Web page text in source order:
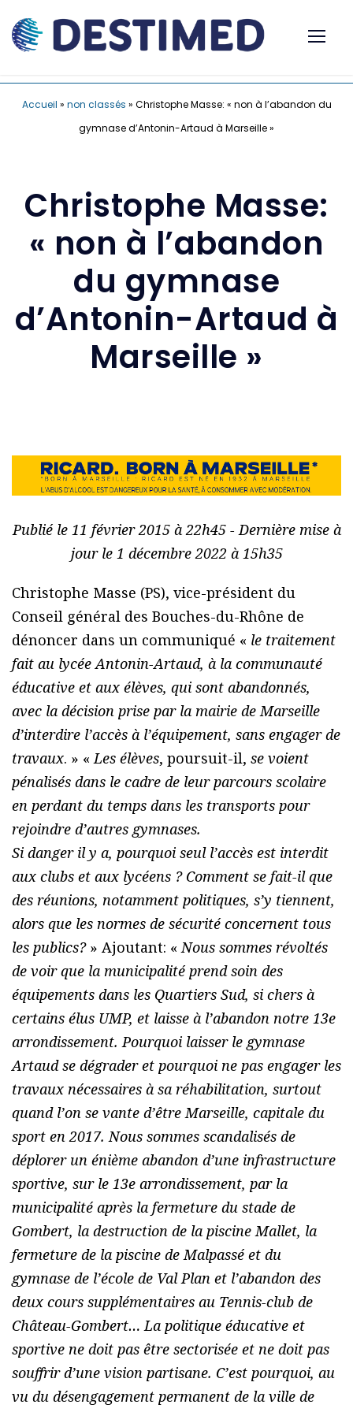
Accueil » non classés » Christophe Masse: « non à l’abandon du
gymnase d’Antonin-Artaud à Marseille »
Christophe Masse:
« non à l’abandon
du gymnase
d’Antonin-Artaud à
Marseille »
Publié le 11 février 2015 à 22h45 - Dernière mise à
jour le 1 décembre 2022 à 15h35
Christophe Masse (PS), vice-président du
Conseil général des Bouches-du-Rhône de
dénoncer dans un communiqué « le traitement
fait au lycée Antonin-Artaud, à la communauté
éducative et aux élèves, qui sont abandonnés,
avec la décision prise par la mairie de Marseille
d’interdire l’accès à l’équipement, sans engager de
travaux. » «Les élèves, poursuit-il, se voient
pénalisés dans le cadre de leur parcours scolaire
en perdant du temps dans les transports pour
rejoindre d’autres gymnases.
Si danger il y a, pourquoi seul l’accès est interdit
aux clubs et aux lycéens ? Comment se fait-il que
des réunions, notamment politiques, s’y tiennent,
alors que les normes de sécurité concernent tous
les publics?» Ajoutant: «Nous sommes révoltés
de voir que la municipalité prend soin des
équipements dans les Quartiers Sud, si chers à
certains élus UMP, et laisse à l’abandon notre 13e
arrondissement. Pourquoi laisser le gymnase
Artaud se dégrader et pourquoi ne pas engager les
travaux nécessaires à sa réhabilitation, surtout
quand l’on se vante d’être Marseille, capitale du
sport en 2017. Nous sommes scandalisés de
déplorer un énième abandon d’une infrastructure
sportive, sur le 13e arrondissement, par la
municipalité après la fermeture du stade de
Gombert, la destruction de la piscine Mallet, la
fermeture de la piscine de Malpassé et du
gymnase de l’école de Val Plan et l’abandon des
deux cours supplémentaires au Tennis-club de
Château-Gombert… La politique éducative et
sportive ne doit pas être sectorisée et ne doit pas
souffrir d’une vision partisane. C’est pourquoi, au
vu du désengagement permanent de la ville de